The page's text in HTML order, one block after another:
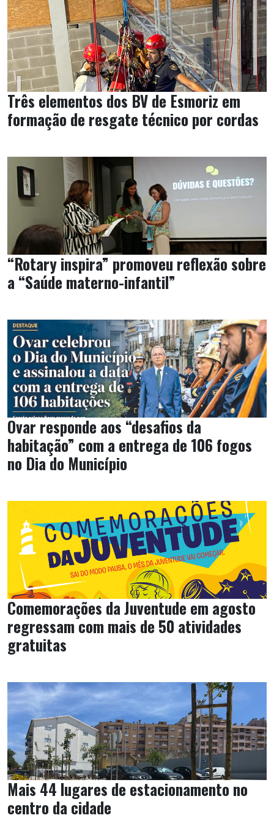
Três elementos dos BV de Esmoriz em
formação de resgate técnico por cordas
“Rotary inspira” promoveu reflexão sobre
a “Saúde materno-infantil”
Ovar responde aos “desafios da
habitação” com a entrega de 106 fogos
no Dia do Município
Comemorações da Juventude em agosto
regressam com mais de 50 atividades
gratuitas
Mais 44 lugares de estacionamento no
centro da cidade